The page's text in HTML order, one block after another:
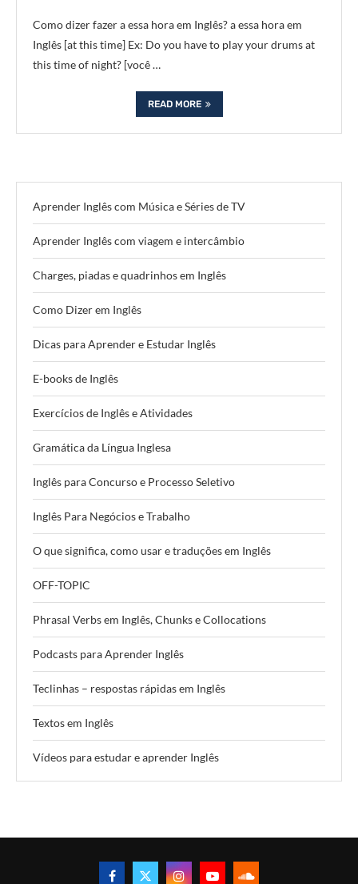
Como dizer fazer a essa hora em Inglês? a essa hora em
Inglês [at this time] Ex: Do you have to play your drums at
this time of night? [você …
READ MORE
Aprender Inglês com Música e Séries de TV
Aprender Inglês com viagem e intercâmbio
Charges, piadas e quadrinhos em Inglês
Como Dizer em Inglês
Dicas para Aprender e Estudar Inglês
E-books de Inglês
Exercícios de Inglês e Atividades
Gramática da Língua Inglesa
Inglês para Concurso e Processo Seletivo
Inglês Para Negócios e Trabalho
O que significa, como usar e traduções em Inglês
OFF-TOPIC
Phrasal Verbs em Inglês, Chunks e Collocations
Podcasts para Aprender Inglês
Teclinhas – respostas rápidas em Inglês
Textos em Inglês
Vídeos para estudar e aprender Inglês